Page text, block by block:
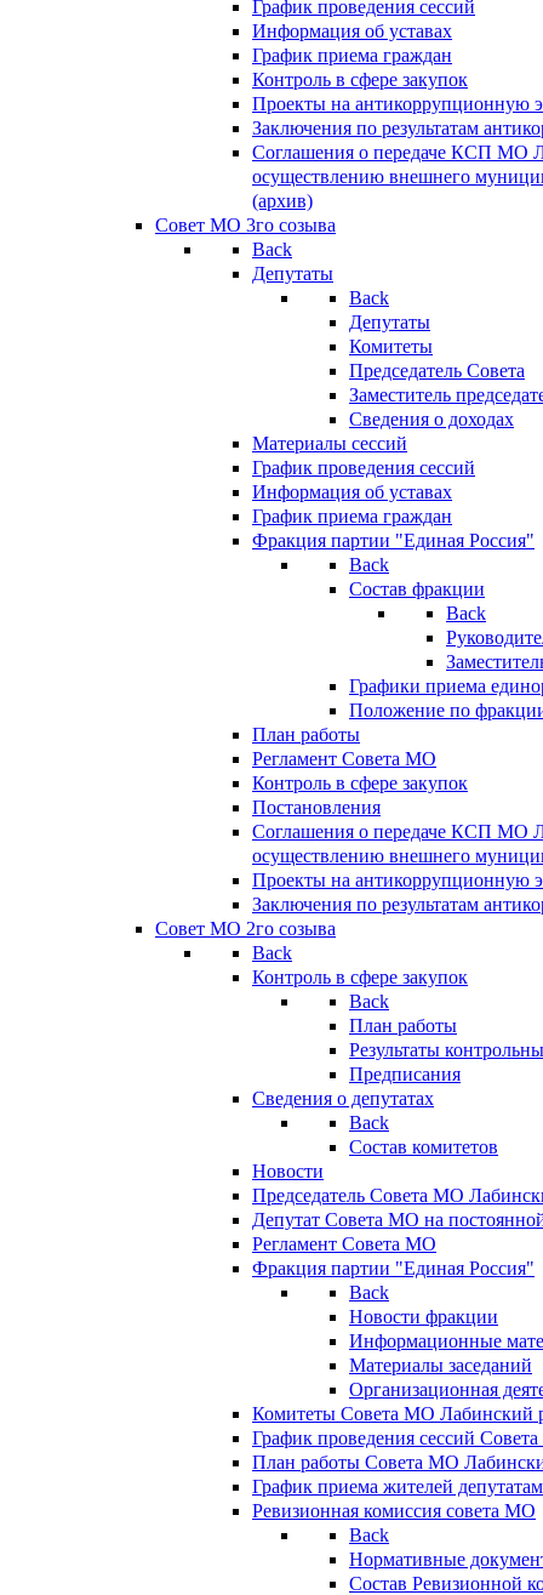
График проведения сессий
Информация об уставах
График приема граждан
Контроль в сфере закупок
Проекты на антикоррупционную
Заключения по результатам
Соглашения о передаче КСП МО
осуществлению внешнего
(архив)
Совет МО 3го созыва
Back
Депутаты
Back
Депутаты
Комитеты
Председатель Совета
Заместитель
Сведения о доходах
Материалы сессий
График проведения сессий
Информация об уставах
График приема граждан
Фракция партии "Единая Россия"
Back
Состав фракции
Back
Графики приема
Положение по
План работы
Регламент Совета МО
Контроль в сфере закупок
Постановления
Соглашения о передаче КСП МО
осуществлению внешнего
Проекты на антикоррупционную
Заключения по результатам
Совет МО 2го созыва
Back
Контроль в сфере закупок
Back
План работы
Результаты
Предписания
Сведения о депутатах
Back
Состав комитетов
Новости
Председатель Совета МО
Депутат Совета МО на
Регламент Совета МО
Фракция партии "Единая Россия"
Back
Новости фракции
Информационные
Материалы заседаний
Организационная
Комитеты Совета МО Лабинский
График проведения сессий
План работы Совета МО
График приема жителей
Ревизионная комиссия совета МО
Back
Нормативные
Состав Ревизионной